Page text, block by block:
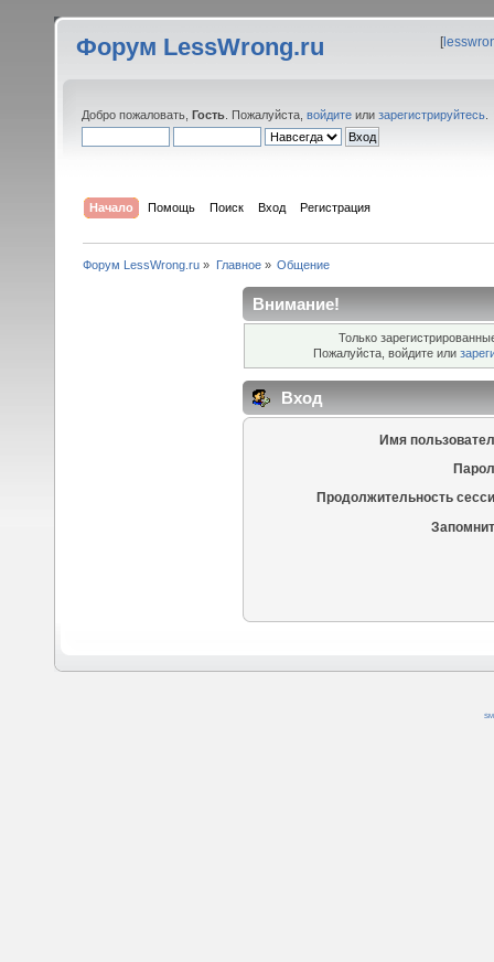
Форум LessWrong.ru [
Добро пожаловать, Гость . Пожалуйста, войдите или зарегистрируйтесь
Начало Помощь Поиск Вход Регистрация
Форум LessWrong.ru » Главное» Общение
Внимание!
Только
Пожалуйста, войдите или
Вход
Имя
Продолжительность